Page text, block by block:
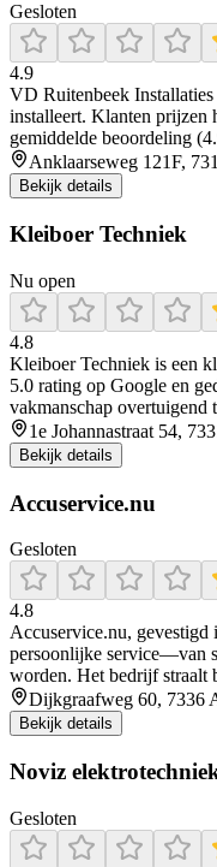
Gesloten
4.9
VD Ruitenbeek Installaties
installeert. Klanten prijzen
gemiddelde beoordeling
Anklaarseweg 121F,
Bekijk details
Kleiboer Techniek
Nu open
4.8
Kleiboer Techniek is een
5.0 rating op Google en
vakmanschap overtuigend
1e Johannastraat 54,
Bekijk details
Accuservice.nu
Gesloten
4.8
Accuservice.nu,
persoonlijke service—van
worden. Het bedrijf straalt
Dijkgraafweg 60, 7336
Bekijk details
Noviz
Gesloten